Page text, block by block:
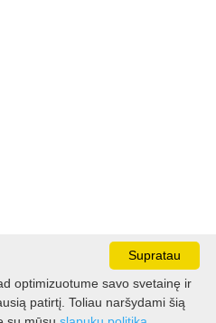
Supratau
optimizuotume savo svetainę ir
patirtį. Toliau naršydami šią